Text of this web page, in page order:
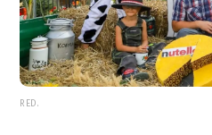
RED.